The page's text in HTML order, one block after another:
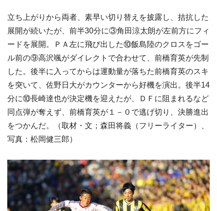
立ち上がりから両者、素早い切り替えを披露し、拮抗した
展開が続いたが、前半30分に③角田涼太朗が左前方にフィ
ードを展開。ＰＡ左に飛び出した⑩飯島陸のクロスをゴー
ル前の⑨高沢颯がダイレクトで合わせて、前橋育英が先制
した。後半に入ってからは運動量が落ちた前橋育英のスキ
を突いて、佐野日大がカウンターから好機を演出。後半14
分に⑩長崎達也が決定機を迎えたが、ＤＦに阻まれるなど
同点弾が奪えず、前橋育英が１－０で逃げ切り、決勝進出
をつかんだ。（取材・文；森田将義（フリーライター）、
写真：松岡健三郎）